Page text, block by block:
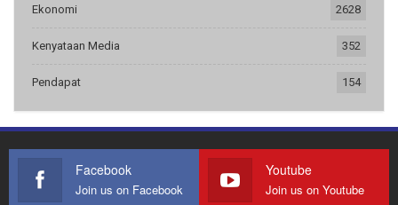
Ekonomi 2628
Kenyataan Media 352
Pendapat 154
Facebook
Join us on Facebook
Youtube
Join us on Youtube